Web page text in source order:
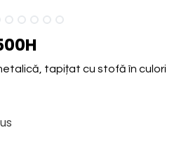
tapițat cu stofă în culori